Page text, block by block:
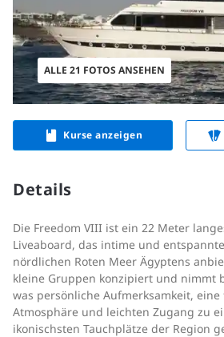
ALLE 21 FOTOS ANSEHEN
Kurse anzeigen
Details
Die Freedom VIII ist ein 22 Meter
Liveaboard, das intime und
nördlichen Roten Meer Ägyptens
kleine Gruppen konzipiert und nimmt
was persönliche Aufmerksamkeit,
Atmosphäre und leichten Zugang zu
ikonischsten Tauchplätze der Region